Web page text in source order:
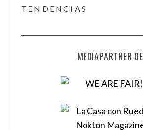
TENDENCIAS
MEDIAPARTNER DE